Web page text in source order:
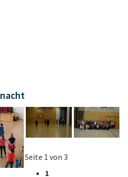
Seite 1 von 3
1